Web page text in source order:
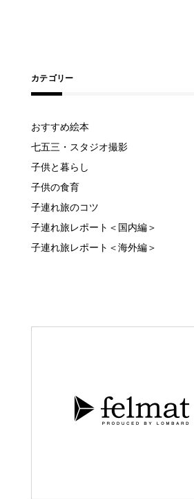
おすすめ絵本
七五三・スタジオ撮影
子供と暮らし
子供の食育
子連れ旅のコツ
子連れ旅レポート＜国内編＞